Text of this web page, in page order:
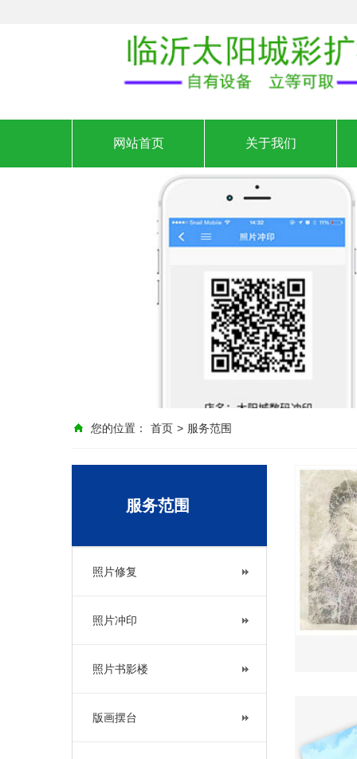
网站首页 关于我们
您的位置： 首页 > 服务范围
服务范围
照片修复
照片冲印
照片书影楼
版画摆台